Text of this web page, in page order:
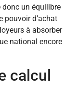
donc un équilibre
pouvoir d’achat
à absorber
national encore
calcul